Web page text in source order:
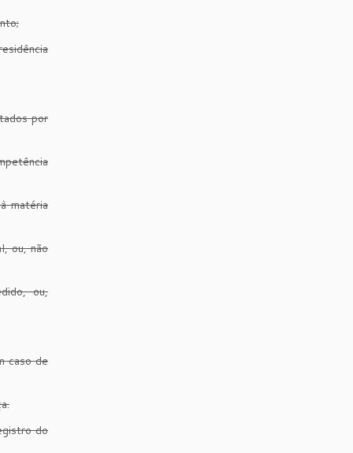
por
matéria
ou, não
ou,
caso de
do